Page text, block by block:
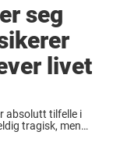
seg
livet
absolutt tilfelle i
tragisk, men